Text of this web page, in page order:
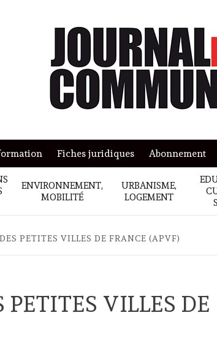
Fiches juridiques Abonnement
ENVIRONNEMENT,
MOBILITÉ
URBANISME,
LOGEMENT
PETITES VILLES DE FRANCE (APVF)
PETITES VILLES DE